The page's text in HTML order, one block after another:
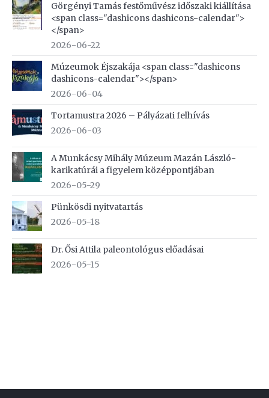
Görgényi Tamás festőművész időszaki kiállítása
<span class="dashicons dashicons-calendar">
</span>
2026-06-22
Múzeumok Éjszakája <span class="dashicons
dashicons-calendar"></span>
2026-06-04
Tortamustra 2026 – Pályázati felhívás
2026-06-03
A Munkácsy Mihály Múzeum Mazán László-
karikatúrái a figyelem középpontjában
2026-05-29
Pünkösdi nyitvatartás
2026-05-18
Dr. Ősi Attila paleontológus előadásai
2026-05-15